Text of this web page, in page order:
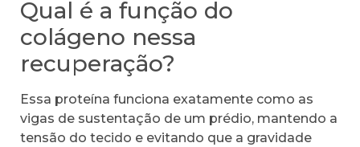
Qual é a função do
colágeno nessa
recuperação?
Essa proteína funciona exatamente como as
vigas de sustentação de um prédio, mantendo a
tensão do tecido e evitando que a gravidade